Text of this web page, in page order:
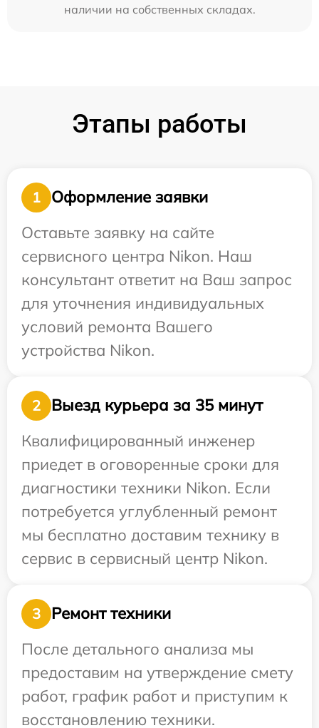
наличии на собственных складах.
Этапы работы
1
Оформление заявки
Оставьте заявку на сайте
сервисного центра Nikon. Наш
консультант ответит на Ваш запрос
для уточнения индивидуальных
условий ремонта Вашего
устройства Nikon.
2
Выезд курьера за 35 минут
Квалифицированный инженер
приедет в оговоренные сроки для
диагностики техники Nikon. Если
потребуется углубленный ремонт
мы бесплатно доставим технику в
сервис в сервисный центр Nikon.
3
Ремонт техники
После детального анализа мы
предоставим на утверждение смету
работ, график работ и приступим к
восстановлению техники.